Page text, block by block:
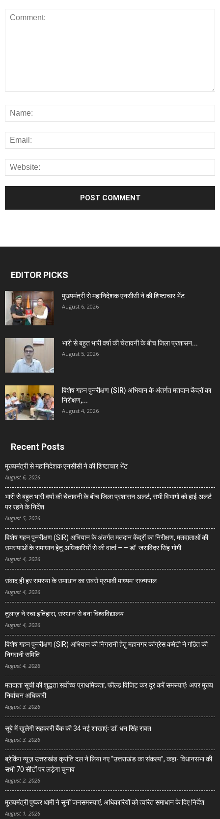
EDITOR PICKS
मुख्यमंत्री से महानिदेशक एनसीसी ने की शिष्टाचार भेंट
August 6, 2026
भारी से बहुत भारी वर्षा की चेतावनी के बीच जिला प्रशासन...
August 5, 2026
विशेष गहन पुनरीक्षण (SIR) अभियान के अंतर्गत मतदान केंद्रों का
निरीक्षण,...
August 4, 2026
Recent Posts
मुख्यमंत्री से महानिदेशक एनसीसी ने की शिष्टाचार भेंट
August 6, 2026
भारी से बहुत भारी वर्षा की चेतावनी के बीच जिला प्रशासन अलर्ट, सभी विभागों को हाई अलर्ट
पर रहने के निर्देश
August 5, 2026
विशेष गहन पुनरीक्षण (SIR) अभियान के अंतर्गत मतदान केंद्रों का निरीक्षण, मतदाताओं की
समस्याओं के समाधान हेतु अधिकारियों से की वार्ता – – डॉ. जसविंदर सिंह गोगी
August 4, 2026
संवाद ही हर समस्या के समाधान का सबसे प्रभावी माध्यम: राज्यपाल
August 4, 2026
तुलाज़ ने रचा इतिहास, संस्थान से बना विश्वविद्यालय
August 4, 2026
विशेष गहन पुनरीक्षण (SIR) अभियान की निगरानी हेतु महानगर कांग्रेस कमेटी ने गठित की
निगरानी समिति
August 4, 2026
मतदाता सूची की शुद्धता सर्वाेच्च प्राथमिकता, फील्ड विजिट कर दूर करें समस्याएंः अपर मुख्य
निर्वाचन अधिकारी
August 3, 2026
सूबे में खुलेगी सहकारी बैंक की 34 नई शाखाएंः डाॅ. धन सिंह रावत
August 3, 2026
ब्रेकिंग न्यूज़ उत्तराखंड क्रांति दल ने लिया नए “उत्तराखंड का संकल्प”, कहा- विधानसभा की
सभी 70 सीटों पर लड़ेगा चुनाव
August 2, 2026
मुख्यमंत्री पुष्कर धामी ने सुनीं जनसमस्याएं, अधिकारियों को त्वरित समाधान के दिए निर्देश
August 1, 2026